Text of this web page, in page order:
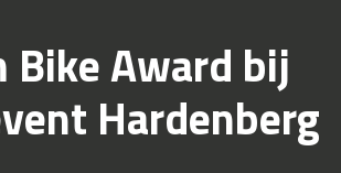
Bike Award bij
Hardenberg